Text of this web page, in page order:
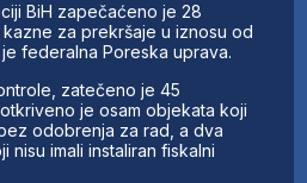
BiH zapečaćeno je 28
za prekršaje u iznosu od
federalna Poreska uprava.
zatečeno je 45
je osam objekata koji
odobrenja za rad, a dva
imali instaliran fiskalni